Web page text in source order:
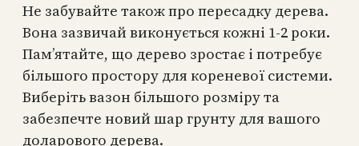
Не забувайте також про пересадку дерева.
Вона зазвичай виконується кожні 1-2 роки.
Пам’ятайте, що дерево зростає і потребує
більшого простору для кореневої системи.
Виберіть вазон більшого розміру та
забезпечте новий шар грунту для вашого
доларового дерева.